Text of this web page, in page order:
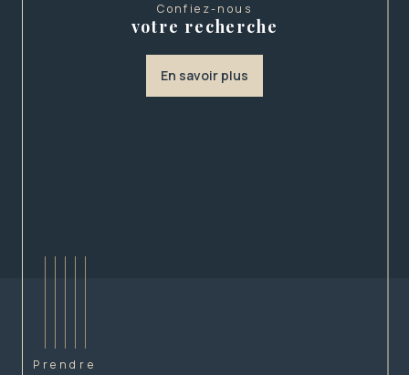
durable basée sur la confiance et l’écoute.
Parce qu’un projet immobilier représente bien plus
qu’une simple transaction, Rhône Patrimoine
Immobilier s’engage à vous offrir un suivi sur
mesure, des conseils avisés et une sélection de
confiez-nous
votre recherche
En savoir plus
Prendre